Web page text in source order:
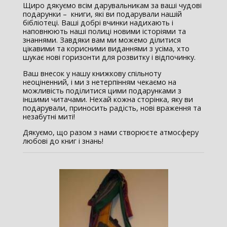
Щиро дякуємо всім дарувальникам за ваші чудові
подарунки – книги, які ви подарували нашій
бібліотеці. Ваші добрі вчинки надихають і
наповнюють наші полиці новими історіями та
знаннями. Завдяки вам ми можемо ділитися
цікавими та корисними виданнями з усіма, хто
шукає нові горизонти для розвитку і відпочинку.
Ваш внесок у нашу книжкову спільноту
неоціненний, і ми з нетерпінням чекаємо на
можливість поділитися цими подарунками з
іншими читачами. Нехай кожна сторінка, яку ви
подарували, приносить радість, нові враження та
незабутні миті!
Дякуємо, що разом з нами створюєте атмосферу
любові до книг і знань!